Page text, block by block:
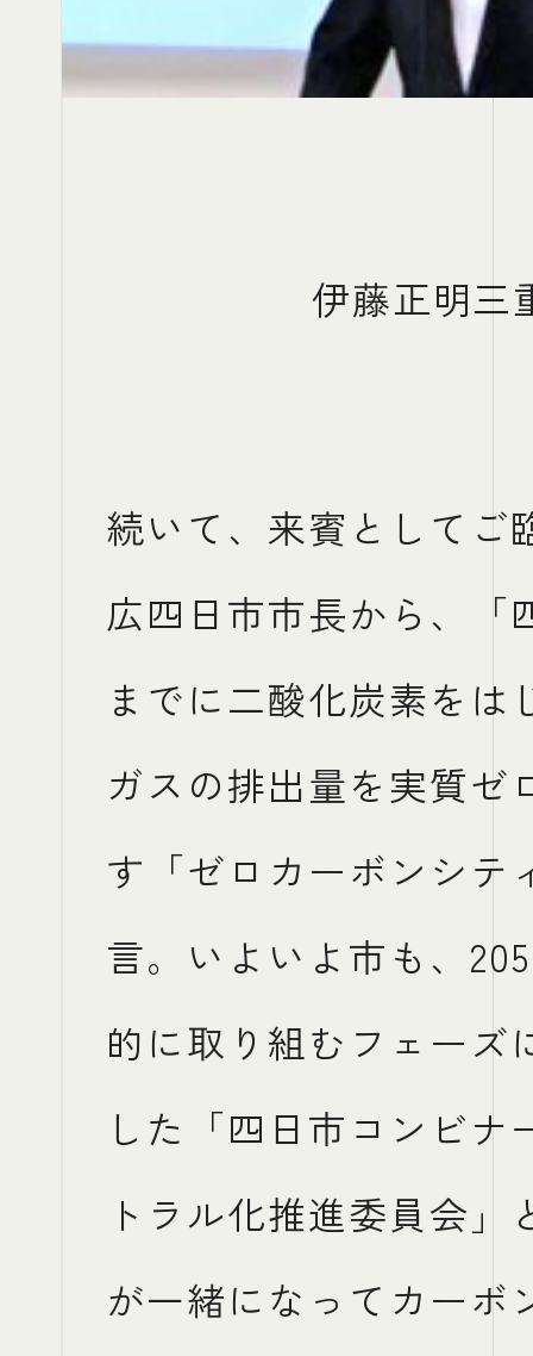
伊藤正明三
続いて、来賓としてご
広四日市市長から、「
までに二酸化炭素をは
ガスの排出量を実質ゼ
す「ゼロカーボンシテ
言。いよいよ市も、
的に取り組むフェーズ
した「四日市コンビ
トラル化推進委員会
が一緒になってカーボ